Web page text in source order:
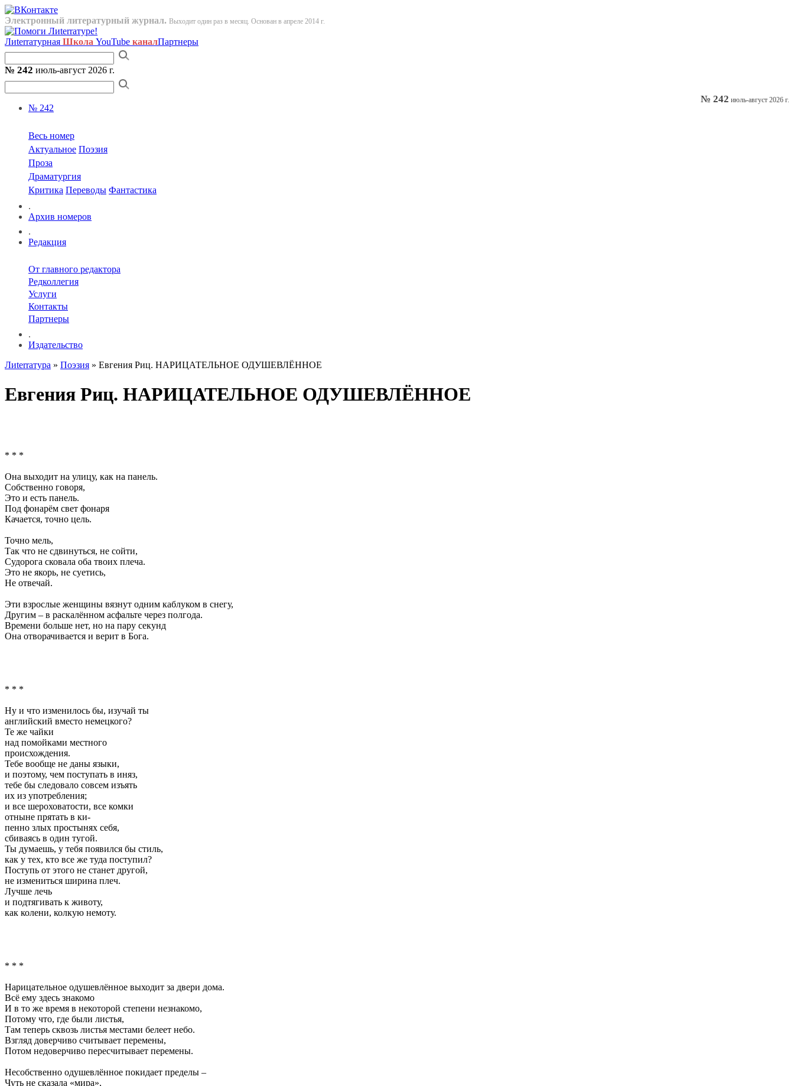
Электронный литературный журнал. Выходит один раз в месяц. Основан в апреле 2014 г.
Лиterraтурная Школа YouTube каналПартнеры
№ 242 июль-август 2026 г.
№ 242
Весь номер
Актуальное Поэзия
Проза
Драматургия
Критика Переводы Фантастика
.
Архив номеров
.
Редакция
От главного редактора
Редколлегия
Услуги
Контакты
Партнеры
.
Издательство
№ 242 июль-август 2026 г.
Лиterraтура » Поэзия » Евгения Риц. НАРИЦАТЕЛЬНОЕ ОДУШЕВЛЁННОЕ
Евгения Риц. НАРИЦАТЕЛЬНОЕ ОДУШЕВЛЁННОЕ
* * *
Она выходит на улицу, как на панель.
Собственно говоря,
Это и есть панель.
Под фонарём свет фонаря
Качается, точно цель.
Точно мель,
Так что не сдвинуться, не сойти,
Судорога сковала оба твоих плеча.
Это не якорь, не суетись,
Не отвечай.
Эти взрослые женщины вязнут одним каблуком в снегу,
Другим – в раскалённом асфальте через полгода.
Времени больше нет, но на пару секунд
Она отворачивается и верит в Бога.
* * *
Ну и что изменилось бы, изучай ты
английский вместо немецкого?
Те же чайки
над помойками местного
происхождения.
Тебе вообще не даны языки,
и поэтому, чем поступать в иняз,
тебе бы следовало совсем изъять
их из употребления;
и все шероховатости, все комки
отныне прятать в ки-
пенно злых простынях себя,
сбиваясь в один тугой.
Ты думаешь, у тебя появился бы стиль,
как у тех, кто все же туда поступил?
Поступь от этого не станет другой,
не измениться ширина плеч.
Лучше лечь
и подтягивать к животу,
как колени, колкую немоту.
* * *
Нарицательное одушевлённое выходит за двери дома.
Всё ему здесь знакомо
И в то же время в некоторой степени незнакомо,
Потому что, где были листья,
Там теперь сквозь листья местами белеет небо.
Взгляд доверчиво считывает перемены,
Потом недоверчиво пересчитывает перемены.
Несобственно одушевлённое покидает пределы –
Чуть не сказала «мира»,